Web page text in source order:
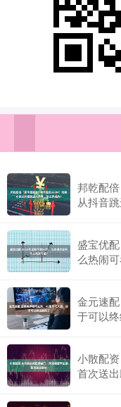
邦乾配
从抖音
盛宝优
么热闹可
金元速
于可以
小散配
首次送